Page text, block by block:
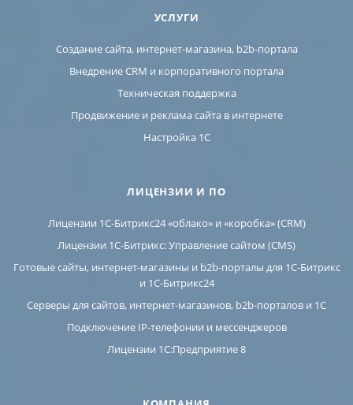
УСЛУГИ
Создание сайта, интернет-магазина, b2b-портала
Внедрение CRM и корпоративного портала
Техническая поддержка
Продвижение и реклама сайта в интернете
Настройка 1С
ЛИЦЕНЗИИ И ПО
Лицензии 1С-Битрикс24 «облако» и «коробка» (CRM)
Лицензии 1С-Битрикс: Управление сайтом (CMS)
Готовые сайты, интернет-магазины и b2b-порталы для 1С-Битрикс
и 1С-Битрикс24
Серверы для сайтов, интернет-магазинов, b2b-порталов и 1С
Подключение IP-телефонии и мессенджеров
Лицензии 1C:Предприятие 8